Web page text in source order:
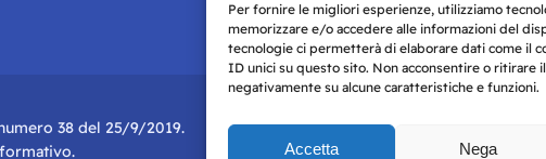
Per fornire le migliori esperienze, utilizziamo
memorizzare e/o accedere alle informazioni del
tecnologie ci permetterà di elaborare dati come il
ID unici su questo sito. Non acconsentire o ritirare
negativamente su alcune caratteristiche e funzioni.
Accetta Nega
38 del 25/9/2019.